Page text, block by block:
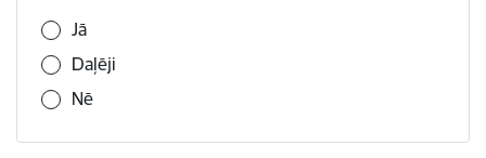
Jā
Daļēji
Nē